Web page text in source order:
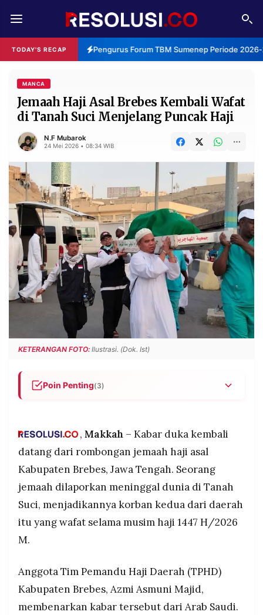
TODAY'S RECAP Pengurus Forum TBM Sumenep Periode 2026-
REDAKSI TENTANG
RESOLUSI IKLAN
RUBRIKASI
EDITORIAL AKSARA
DAERAH
MANCA SPORT
INFORMASI
PRIVACY
POLICY
BERITA
WARGA
INFORMASI
IKLAN
KIRIM
TULISAN
PENGADUAN TERM
SERVICE
IKUTI
KAMI
©
RESOLUSI
PRAMUDITA
©
Resolusi.co
2026
MANCA
Jemaah Haji Asal Brebes Kembali Wafat
di Tanah Suci Menjelang Puncak Haji
N.F Mubarok
24 Mei 2026 • 08:34 WIB
KETERANGAN FOTO: Ilustrasi. (Dok. Ist)
Poin Penting(3)
bin Zaeni (65) meninggal di Madinah pada 6 Mei
dimakamkan di Baqi.
Kondisi cuaca Arab Saudi yang mencapai 44
derajat Celsius dan padatnya aktivitas ibadah
menjadi faktor utama yang memperburuk
kesehatan jemaah, terutama yang memiliki
riwayat penyakit bawaan.
sempat melaksanakan wukuf di Arafah.
, Makkah– Kabar duka kembali
datang dari rombongan jemaah haji asal
Kabupaten Brebes, Jawa Tengah. Seorang
jemaah dilaporkan meninggal dunia di Tanah
Suci, menjadikannya korban kedua dari daerah
itu yang wafat selama musim haji 1447 H/2026
M.
Anggota Tim Pemandu Haji Daerah (TPHD)
Kabupaten Brebes, Azmi Asmuni Majid,
membenarkan kabar tersebut dari Arab Saudi.